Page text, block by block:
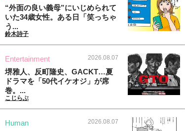
“外面の良い義母”にいじめられて
いた34歳女性。ある日「笑っちゃ
う...
鈴木詩子
Entertainment 2026.08.07
堺雅人、反町隆史、GACKT…夏
ドラマを「50代イケオジ」が席
巻。...
こじらぶ
Human 2026.08.07